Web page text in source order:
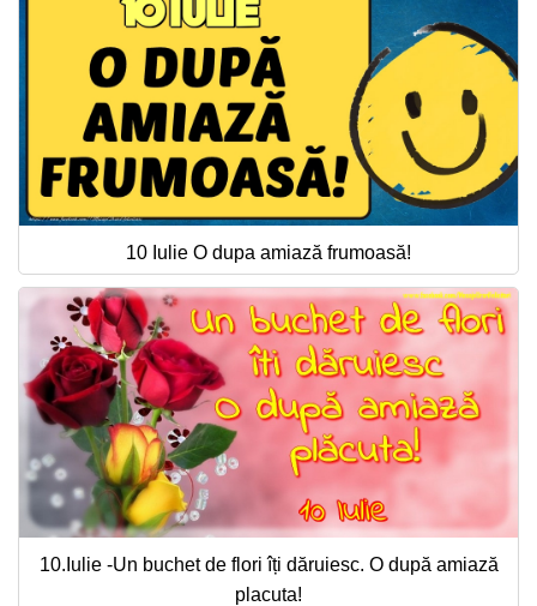
10 Iulie O dupa amiază frumoasă!
10.Iulie -Un buchet de flori îți dăruiesc. O după amiază
placuta!